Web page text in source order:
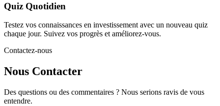
Quiz Quotidien
Testez vos connaissances en investissement avec un nouveau quiz
chaque jour. Suivez vos progrès et améliorez-vous.
Contactez-nous
Nous Contacter
Des questions ou des commentaires ? Nous serions ravis de vous
entendre.